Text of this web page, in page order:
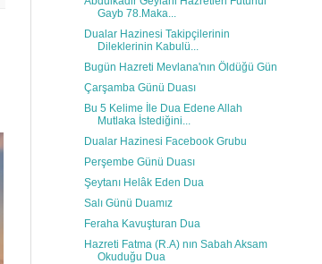
Gayb 78.Maka...
Dualar Hazinesi Takipçilerinin
Dileklerinin Kabulü...
Bugün Hazreti Mevlana'nın Öldüğü Gün
Çarşamba Günü Duası
Bu 5 Kelime İle Dua Edene Allah
Mutlaka İstediğini...
Dualar Hazinesi Facebook Grubu
Perşembe Günü Duası
Şeytanı Helâk Eden Dua
Salı Günü Duamız
Feraha Kavuşturan Dua
Hazreti Fatma (R.A) nın Sabah Aksam
Okuduğu Dua